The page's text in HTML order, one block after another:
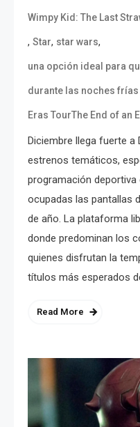
Wimpy Kid: The Last
, Star, star wars,
una opción ideal para
durante las noches
Eras TourThe End of an
Diciembre llega fuerte a
estrenos temáticos,
programación
ocupadas las pantallas
de año. La plataforma
donde predominan los
quienes disfrutan la
títulos más esperados
Read More